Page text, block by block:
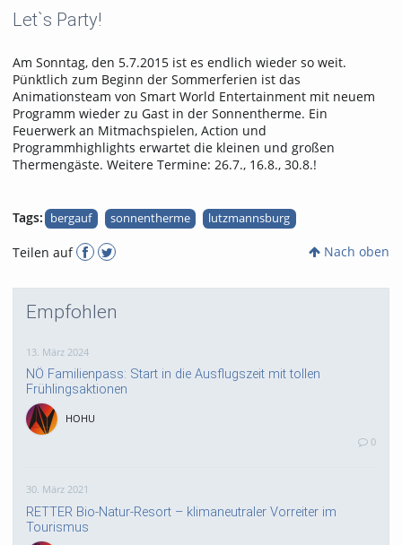
Let`s Party!
Am Sonntag, den 5.7.2015 ist es endlich wieder so weit.
Pünktlich zum Beginn der Sommerferien ist das
Animationsteam von Smart World Entertainment mit neuem
Programm wieder zu Gast in der Sonnentherme. Ein
Feuerwerk an Mitmachspielen, Action und
Programmhighlights erwartet die kleinen und großen
Thermengäste. Weitere Termine: 26.7., 16.8., 30.8.!
Tags: bergauf sonnentherme lutzmannsburg
Teilen auf Nach oben
Empfohlen
13. März 2024
NÖ Familienpass: Start in die Ausflugszeit mit tollen
Frühlingsaktionen
HOHU
0
30. März 2021
RETTER Bio-Natur-Resort – klimaneutraler Vorreiter im
Tourismus